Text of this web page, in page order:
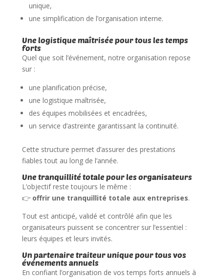
unique,
une simplification de l’organisation interne.
Une logistique maîtrisée pour tous les temps
forts
Quel que soit l’événement, notre organisation repose
sur :
une planification précise,
une logistique maîtrisée,
des équipes mobilisées et encadrées,
un service d’astreinte garantissant la continuité.
Cette structure permet d’assurer des prestations
fiables tout au long de l’année.
Une tranquillité totale pour les organisateurs
L’objectif reste toujours le même :
👉 offrir une tranquillité totale aux entreprises.
Tout est anticipé, validé et contrôlé afin que les
organisateurs puissent se concentrer sur l’essentiel :
leurs équipes et leurs invités.
Un partenaire traiteur unique pour tous vos
événements annuels
En confiant l’organisation de vos temps forts annuels à